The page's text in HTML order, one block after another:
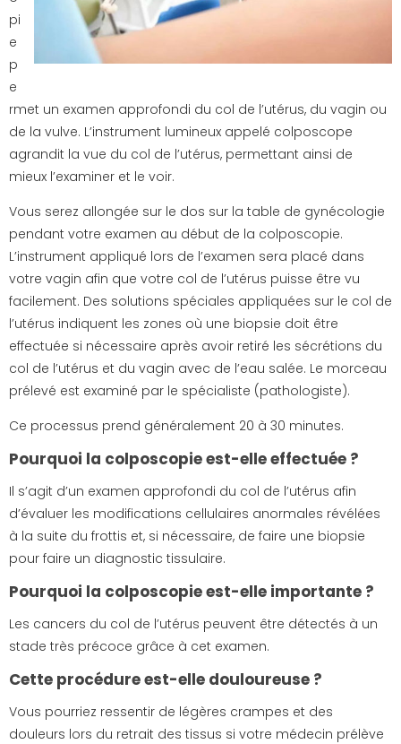
pi
e
p
e
rmet un examen approfondi du col de l’utérus, du vagin ou
de la vulve. L’instrument lumineux appelé colposcope
agrandit la vue du col de l’utérus, permettant ainsi de
mieux l’examiner et le voir.
Vous serez allongée sur le dos sur la table de gynécologie
pendant votre examen au début de la colposcopie.
L’instrument appliqué lors de l’examen sera placé dans
votre vagin afin que votre col de l’utérus puisse être vu
facilement. Des solutions spéciales appliquées sur le col de
l’utérus indiquent les zones où une biopsie doit être
effectuée si nécessaire après avoir retiré les sécrétions du
col de l’utérus et du vagin avec de l’eau salée. Le morceau
prélevé est examiné par le spécialiste (pathologiste).
Ce processus prend généralement 20 à 30 minutes.
Pourquoi la colposcopie est-elle effectuée ?
Il s’agit d’un examen approfondi du col de l’utérus afin
d’évaluer les modifications cellulaires anormales révélées
à la suite du frottis et, si nécessaire, de faire une biopsie
pour faire un diagnostic tissulaire.
Pourquoi la colposcopie est-elle importante ?
Les cancers du col de l’utérus peuvent être détectés à un
stade très précoce grâce à cet examen.
Cette procédure est-elle douloureuse ?
Vous pourriez ressentir de légères crampes et des
douleurs lors du retrait des tissus si votre médecin prélève